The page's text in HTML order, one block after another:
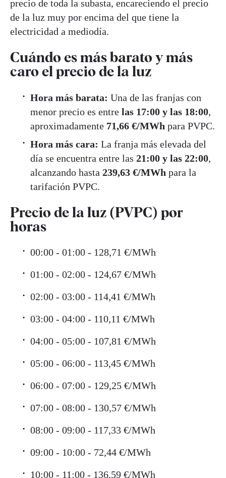
precio de toda la subasta, encareciendo el precio
de la luz muy por encima del que tiene la
electricidad a mediodía.
Cuándo es más barato y más
caro el precio de la luz
Hora más barata: Una de las franjas con
menor precio es entre las 17:00 y las 18:00,
aproximadamente 71,66 €/MWh para PVPC.
Hora más cara: La franja más elevada del
día se encuentra entre las 21:00 y las 22:00,
alcanzando hasta 239,63 €/MWh para la
tarifación PVPC.
Precio de la luz (PVPC) por
horas
00:00 - 01:00 - 128,71 €/MWh
01:00 - 02:00 - 124,67 €/MWh
02:00 - 03:00 - 114,41 €/MWh
03:00 - 04:00 - 110,11 €/MWh
04:00 - 05:00 - 107,81 €/MWh
05:00 - 06:00 - 113,45 €/MWh
06:00 - 07:00 - 129,25 €/MWh
07:00 - 08:00 - 130,57 €/MWh
08:00 - 09:00 - 117,33 €/MWh
09:00 - 10:00 - 72,44 €/MWh
10:00 - 11:00 - 136,59 €/MWh